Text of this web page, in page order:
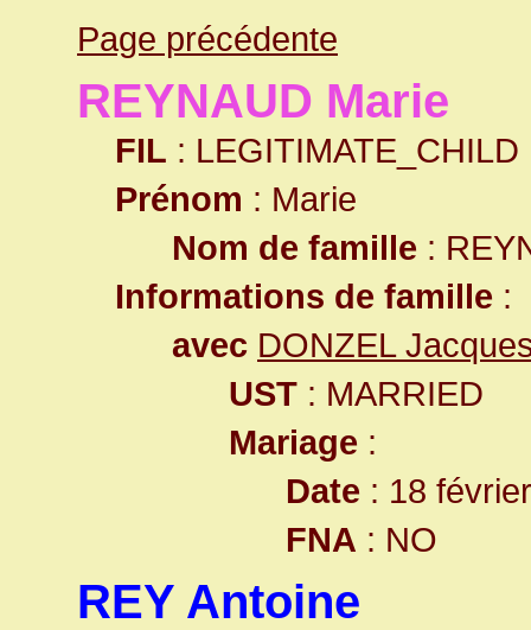
Page précédente
REYNAUD Marie
FIL : LEGITIMATE_CHILD
Prénom : Marie
Nom de famille :
Informations de famille :
avec DONZEL
UST : MARRIED
Mariage :
Date : 18
FNA : NO
REY Antoine